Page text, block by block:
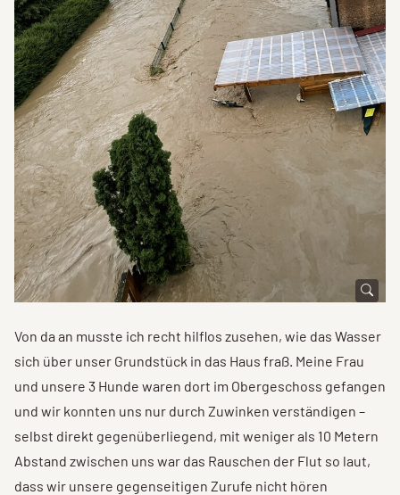
Von da an musste ich recht hilflos zusehen, wie das Wasser
sich über unser Grundstück in das Haus fraß. Meine Frau
und unsere 3 Hunde waren dort im Obergeschoss gefangen
und wir konnten uns nur durch Zuwinken verständigen –
selbst direkt gegenüberliegend, mit weniger als 10 Metern
Abstand zwischen uns war das Rauschen der Flut so laut,
dass wir unsere gegenseitigen Zurufe nicht hören